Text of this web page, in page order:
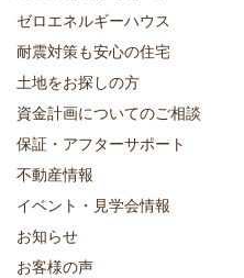
ゼロエネルギーハウス
耐震対策も安心の住宅
土地をお探しの方
資金計画についてのご相談
保証・アフターサポート
不動産情報
イベント・見学会情報
お知らせ
お客様の声